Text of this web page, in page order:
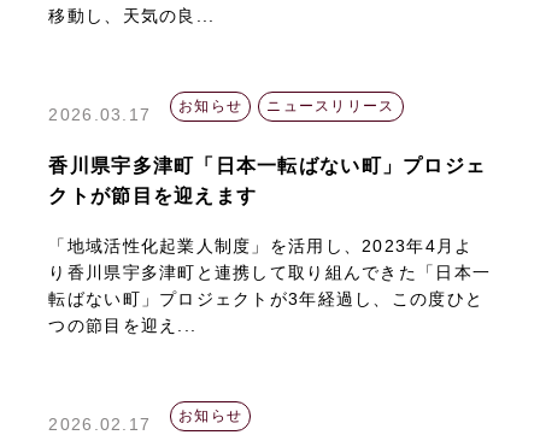
移動し、天気の良...
2026.03.17 お知らせ ニュースリリース
香川県宇多津町「日本一転ばない町」プロジェ
クトが節目を迎えます
「地域活性化起業人制度」を活用し、2023年4月よ
り香川県宇多津町と連携して取り組んできた「日本一
転ばない町」プロジェクトが3年経過し、この度ひと
つの節目を迎え...
2026.02.17 お知らせ